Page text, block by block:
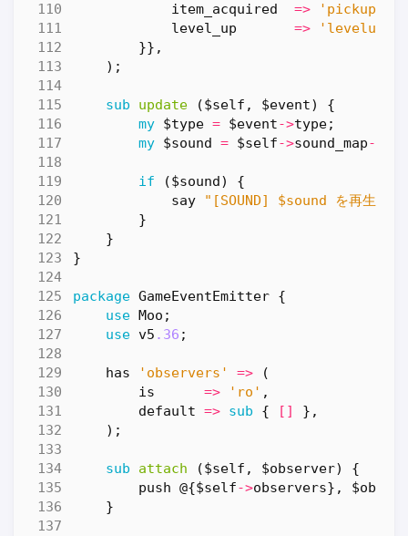
item_acquired
=>
level_up
=>
}},
);
sub update
($self, $event) {
my $type = $event->type;
my $sound = $self->sound_map->
if ($sound)
{
say
"[SOUND] $sound を再生"
}
}
}
package GameEventEmitter {
use Moo ;
use v5 .36 ;
has 'observers' =>
(
is
=> 'ro' ,
default => sub { []
},
);
sub attach
($self, $observer) {
push @{$self->observers},
}